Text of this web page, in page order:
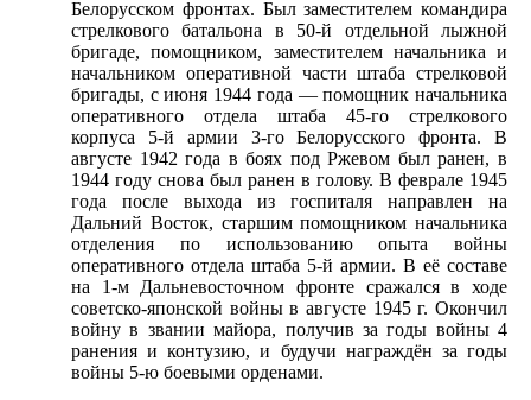
Белорусском фронтах. Был заместителем командира
стрелкового батальона в 50-й отдельной лыжной
бригаде, помощником, заместителем начальника и
начальником оперативной части штаба стрелковой
бригады, с июня 1944 года — помощник начальника
оперативного отдела штаба 45-го стрелкового
корпуса 5-й армии 3-го Белорусского фронта. В
августе 1942 года в боях под Ржевом был ранен, в
1944 году снова был ранен в голову. В феврале 1945
года после выхода из госпиталя направлен на
Дальний Восток, старшим помощником начальника
отделения по использованию опыта войны
оперативного отдела штаба 5-й армии. В её составе
на 1-м Дальневосточном фронте сражался в ходе
советско-японской войны в августе 1945 г. Окончил
войну в звании майора, получив за годы войны 4
ранения и контузию, и будучи награждён за годы
войны 5-ю боевыми орденами.